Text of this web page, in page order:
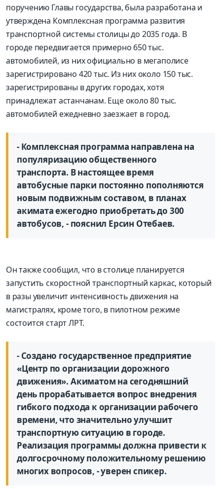
поручению Главы государства, была разработана и
утверждена Комплексная программа развития
транспортной системы столицы до 2035 года. В
городе передвигается примерно 650 тыс.
автомобилей, из них официально в мегаполисе
зарегистрировано 420 тыс. Из них около 150 тыс.
зарегистрированы в других городах, хотя
принадлежат астанчанам. Еще около 80 тыс.
автомобилей ежедневно заезжает в город.
- Комплексная программа направлена на
популяризацию общественного
транспорта. В настоящее время
автобусные парки постоянно пополняются
новым подвижным составом, в планах
акимата ежегодно приобретать до 300
автобусов, - пояснил Ерсин Отебаев.
Он также сообщил, что в столице планируется
запустить скоростной транспортный каркас, который
в разы увеличит интенсивность движения на
магистралях, кроме того, в пилотном режиме
состоится старт ЛРТ.
- Создано государственное предприятие
«Центр по организации дорожного
движения». Акиматом на сегодняшний
день прорабатывается вопрос внедрения
гибкого подхода к организации рабочего
времени, что значительно улучшит
транспортную ситуацию в городе.
Реализация программы должна привести к
долгосрочному положительному решению
многих вопросов, - уверен спикер.